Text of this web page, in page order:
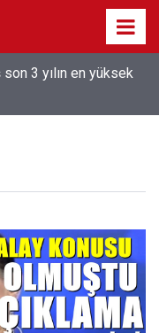
3 yılın en yüksek